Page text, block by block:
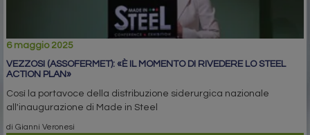
6 maggio 2025
VEZZOSI (ASSOFERMET): «È IL MOMENTO DI RIVEDERE LO STEEL
ACTION PLAN»
Così la portavoce della distribuzione siderurgica nazionale
all'inaugurazione di Made in Steel
di Gianni Veronesi